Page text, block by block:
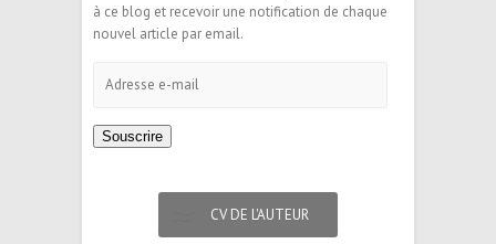
à ce blog et recevoir une notification de chaque
nouvel article par email.
Souscrire
CV DE L'AUTEUR